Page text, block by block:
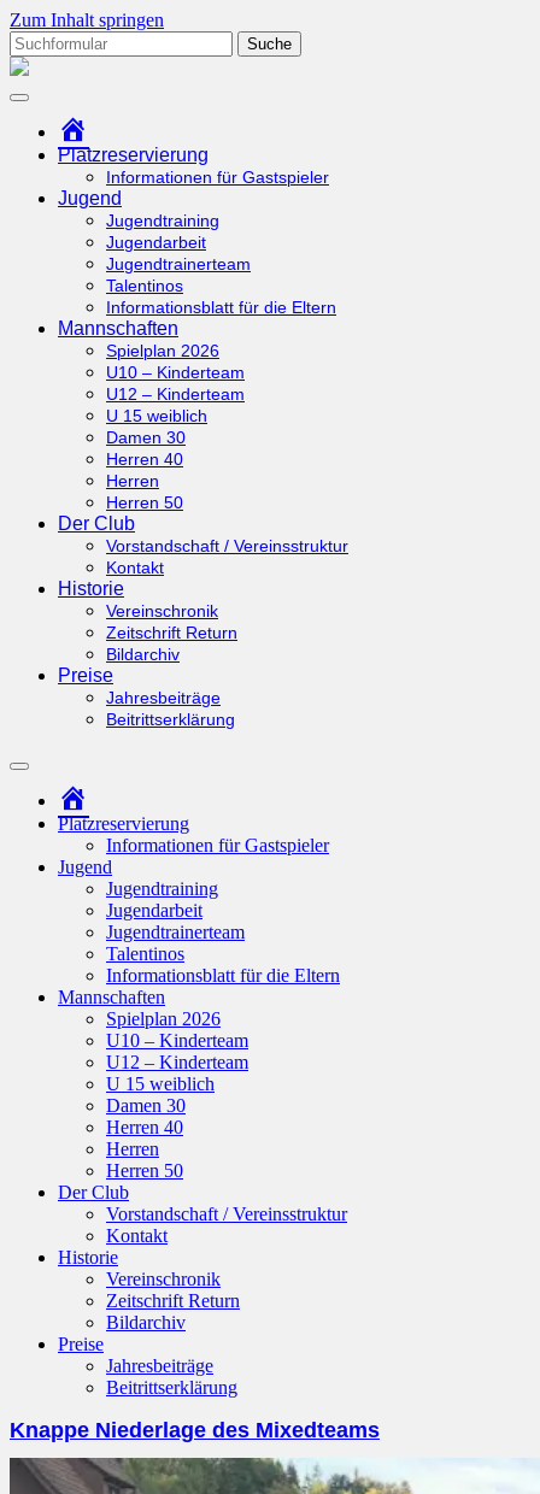
Zum Inhalt springen
Suchen
nach:tcottenhoefen.de
Platzreservierung
Informationen für Gastspieler
Jugend
Jugendtraining
Jugendarbeit
Jugendtrainerteam
Talentinos
Informationsblatt für die Eltern
Mannschaften
Spielplan 2026
U10 – Kinderteam
U12 – Kinderteam
U 15 weiblich
Damen 30
Herren 40
Herren
Herren 50
Der Club
Vorstandschaft / Vereinsstruktur
Kontakt
Historie
Vereinschronik
Zeitschrift Return
Bildarchiv
Preise
Jahresbeiträge
Beitrittserklärung
Suchfeld
ein-/ausblenden
Platzreservierung
Informationen für Gastspieler
Jugend
Jugendtraining
Jugendarbeit
Jugendtrainerteam
Talentinos
Informationsblatt für die Eltern
Mannschaften
Spielplan 2026
U10 – Kinderteam
U12 – Kinderteam
U 15 weiblich
Damen 30
Herren 40
Herren
Herren 50
Der Club
Vorstandschaft / Vereinsstruktur
Kontakt
Historie
Vereinschronik
Zeitschrift Return
Bildarchiv
Preise
Jahresbeiträge
Beitrittserklärung
Knappe Niederlage des Mixedteams